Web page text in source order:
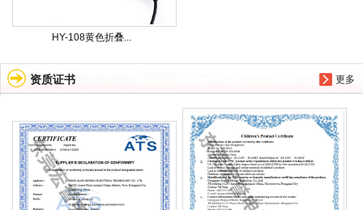
HY-108黄色折叠...
更多
资质证书